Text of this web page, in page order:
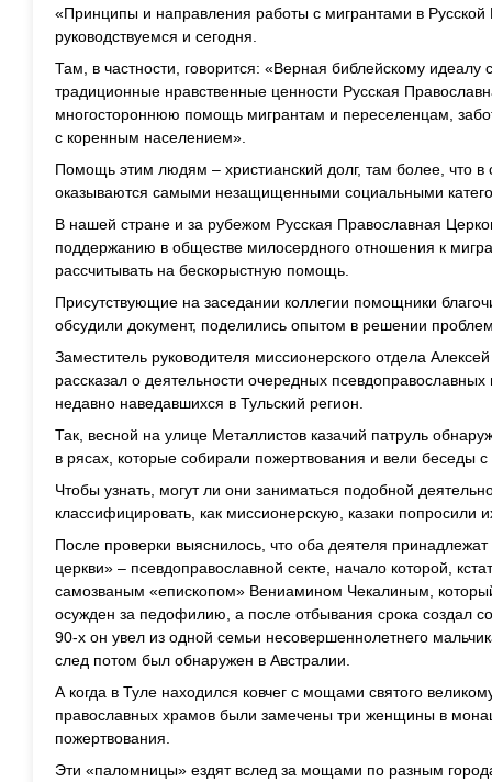
«Принципы и направления работы с мигрантами в
руководствуемся и сегодня.
Там, в частности, говорится: «Верная библейскому
традиционные нравственные ценности Русская
многостороннюю помощь мигрантам и переселенцам,
с коренным населением».
Помощь этим людям – христианский долг, там более, что
оказываются самыми незащищенными социальными
В нашей стране и за рубежом Русская Православная
поддержанию в обществе милосердного отношения к
рассчитывать на бескорыстную помощь.
Присутствующие на заседании коллегии помощники
обсудили документ, поделились опытом в решении
Заместитель руководителя миссионерского отдела
рассказал о деятельности очередных
недавно наведавшихся в Тульский регион.
Так, весной на улице Металлистов казачий патруль
в рясах, которые собирали пожертвования и вели беседы
Чтобы узнать, могут ли они заниматься подобной
классифицировать, как миссионерскую, казаки попросили
После проверки выяснилось, что оба деятеля
церкви» – псевдоправославной секте, начало которой,
самозваным «епископом» Вениамином Чекалиным,
осужден за педофилию, а после отбывания срока создал
90-х он увел из одной семьи несовершеннолетнего
след потом был обнаружен в Австралии.
А когда в Туле находился ковчег с мощами святого
православных храмов были замечены три женщины в
пожертвования.
Эти «паломницы» ездят вслед за мощами по разным